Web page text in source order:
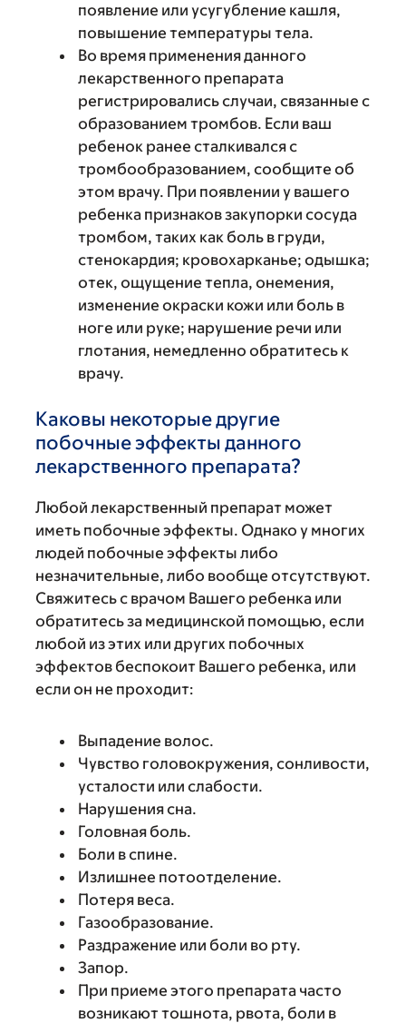
появление или усугубление кашля,
повышение температуры тела.
Во время применения данного
лекарственного препарата
регистрировались случаи, связанные с
образованием тромбов. Если ваш
ребенок ранее сталкивался с
тромбообразованием, сообщите об
этом врачу. При появлении у вашего
ребенка признаков закупорки сосуда
тромбом, таких как боль в груди,
стенокардия; кровохарканье; одышка;
отек, ощущение тепла, онемения,
изменение окраски кожи или боль в
ноге или руке; нарушение речи или
глотания, немедленно обратитесь к
врачу.
Каковы некоторые другие
побочные эффекты данного
лекарственного препарата?
Любой лекарственный препарат может
иметь побочные эффекты. Однако у многих
людей побочные эффекты либо
незначительные, либо вообще отсутствуют.
Свяжитесь с врачом Вашего ребенка или
обратитесь за медицинской помощью, если
любой из этих или других побочных
эффектов беспокоит Вашего ребенка, или
если он не проходит:
Выпадение волос.
Чувство головокружения, сонливости,
усталости или слабости.
Нарушения сна.
Головная боль.
Боли в спине.
Излишнее потоотделение.
Потеря веса.
Газообразование.
Раздражение или боли во рту.
Запор.
При приеме этого препарата часто
возникают тошнота, рвота, боли в